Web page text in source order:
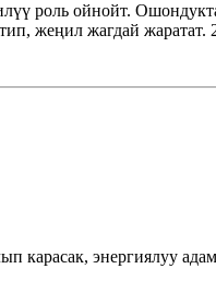
роль ойнойт.
жеңил жагдай
энергиялуу